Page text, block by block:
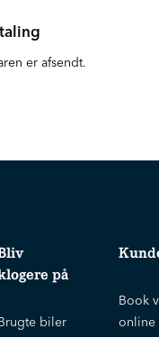
er afsendt.
på
biler
Book
online